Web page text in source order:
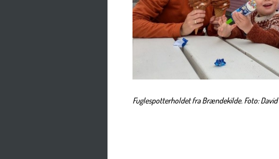
Fuglespotterholdet fra Brændekilde. Foto: David